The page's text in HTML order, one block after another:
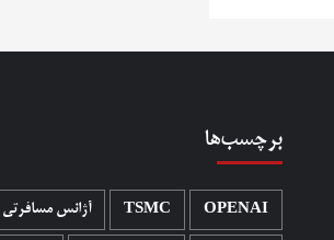
برچسب‌ها
OPENAI
TSMC آژانس مسافرتی